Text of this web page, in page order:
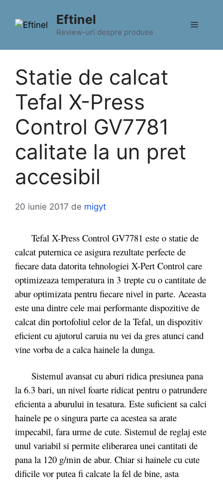
conținut
Eftinel
Review-uri despre produse
Meniu
Statie de calcat
Tefal X-Press
Control GV7781
calitate la un pret
accesibil
20 iunie 2017 de migyt
Tefal X-Press Control GV7781 este o statie de
calcat puternica ce asigura rezultate perfecte de
fiecare data datorita tehnologiei X-Pert Control care
optimizeaza temperatura in 3 trepte cu o cantitate de
abur optimizata pentru fiecare nivel in parte. Aceasta
este una dintre cele mai performante dispozitive de
calcat din portofoliul celor de la Tefal, un dispozitiv
eficient cu ajutorul caruia nu vei da gres atunci cand
vine vorba de a calca hainele la dunga.
Sistemul avansat cu aburi ridica presiunea pana
la 6.3 bari, un nivel foarte ridicat pentru o patrundere
eficienta a aburului in tesatura. Este suficient sa calci
hainele pe o singura parte ca acestea sa arate
impecabil, fara urme de cute. Sistemul de reglaj este
unul variabil si permite eliberarea unei cantitati de
pana la 120 g/min de abur. Chiar si hainele cu cute
dificile vor putea fi calcate la fel de bine, asta